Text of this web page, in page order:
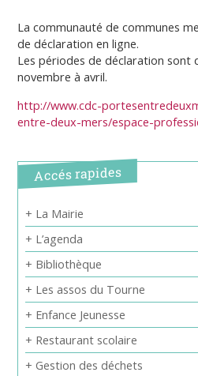
La communauté de communes
de déclaration en ligne.
Les périodes de déclaration sont
novembre à avril.
http://www.cdc-
entre-deux-mers/espace-
Accés rapides
+ La Mairie
+ L’agenda
+ Bibliothèque
+ Les assos du Tourne
+ Enfance Jeunesse
+ Restaurant scolaire
+ Gestion des déchets